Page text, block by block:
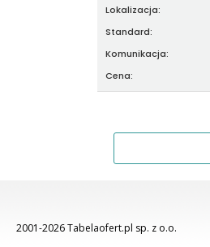
Lokalizacja:
Standard:
Komunikacja:
Cena:
2001-2026 Tabelaofert.pl sp. z o.o.